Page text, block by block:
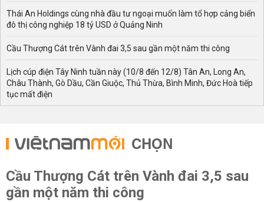
Thái An Holdings cùng nhà đầu tư ngoại muốn làm tổ hợp cảng biển
đô thị công nghiệp 18 tỷ USD ở Quảng Ninh
Cầu Thượng Cát trên Vành đai 3,5 sau gần một năm thi công
Lịch cúp điện Tây Ninh tuần này (10/8 đến 12/8) Tân An, Long An,
Châu Thành, Gò Dầu, Cần Giuộc, Thủ Thừa, Bình Minh, Đức Hoà tiếp
tục mất điện
CHỌN
Cầu Thượng Cát trên Vành đai 3,5 sau
gần một năm thi công